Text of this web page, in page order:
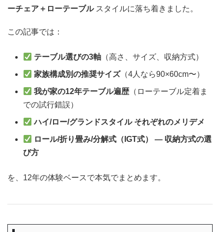
ーチェア＋ローテーブルスタイルに落ち着きました。
この記事では：
テーブル選びの3軸 （高さ、サイズ、収納方式）
家族構成別の推奨サイズ（4人なら90×60cm〜）
我が家の12年テーブル遍歴 （ローテーブル定着ま
での試行錯誤）
ハイ/ロー/グランドスタイル それぞれのメリデメ
ロール/折り畳み/分解式（IGT式） — 収納方式の選
び方
を、12年の体験ベースで本気でまとめます。